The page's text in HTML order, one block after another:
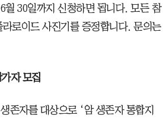
30일까지 신청하면 됩니다. 모든 참
로이드 사진기를 증정합니다. 문의는
자 모집
존자를 대상으로 ‘암 생존자 통합지